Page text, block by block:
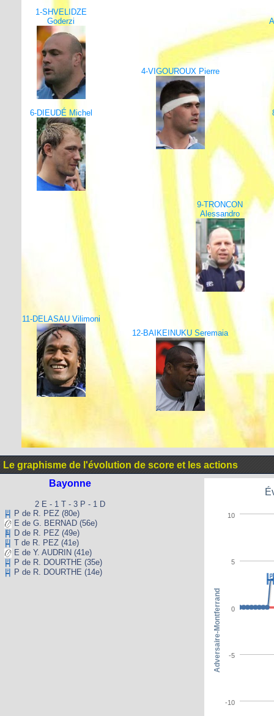
1-SHVELIDZE
Goderzi
4-VIGOUROUX Pierre
6-DIEUDÉ Michel
9-TRONCON
Alessandro
11-DELASAU Vilimoni
12-BAIKEINUKU Seremaia
Le graphisme de l'évolution de score et les actions
Bayonne
2 E - 1 T - 3 P - 1 D
P de R. PEZ (80e)
E de G. BERNAD (56e)
D de R. PEZ (49e)
T de R. PEZ (41e)
E de Y. AUDRIN (41e)
P de R. DOURTHE (35e)
P de R. DOURTHE (14e)
-10
0
-5
5
10
Adversaire-Montferrand